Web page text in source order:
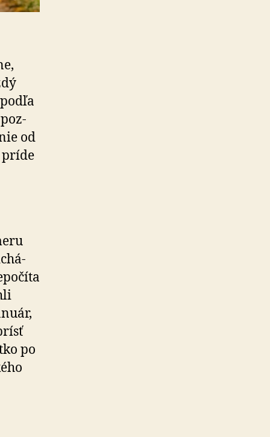
poz­
od
príde
po